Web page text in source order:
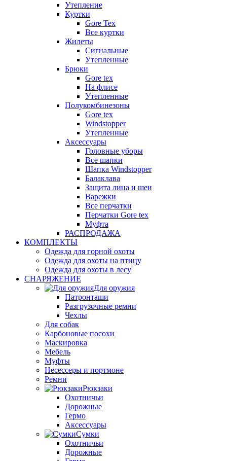
Утепление
Куртки
Gore Tex
Все куртки
Жилеты
Сигнальные
Утепленные
Брюки
Gore tex
На флисе
Утепленные
Полукомбинезоны
Gore tex
Windstopper
Утепленные
Аксессуары
Головные уборы
Все шапки
Шапка Windstopper
Балаклава
Защита лица и шеи
Варежки
Все перчатки
Перчатки Gore tex
Муфта
РАСПРОДАЖА
КОМПЛЕКТЫ
Одежда для горной охоты
Одежда для охоты на птицу
Одежда для охоты в лесу
СНАРЯЖЕНИЕ
Для оружия
Патронташи
Разгрузочные ремни
Чехлы
Для собак
Карбоновые посохи
Маскировка
Мебель
Муфты
Несессеры и портмоне
Ремни
Рюкзаки
Охотничьи
Дорожные
Гермо
Аксессуары
Сумки
Охотничьи
Дорожные